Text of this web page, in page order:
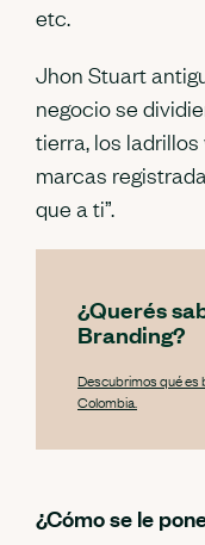
etc.
Jhon Stuart
negocio se
tierra, los
marcas
que a ti”.
¿Querés
Branding?
Descubrimos qué es
Colombia.
¿Cómo se le